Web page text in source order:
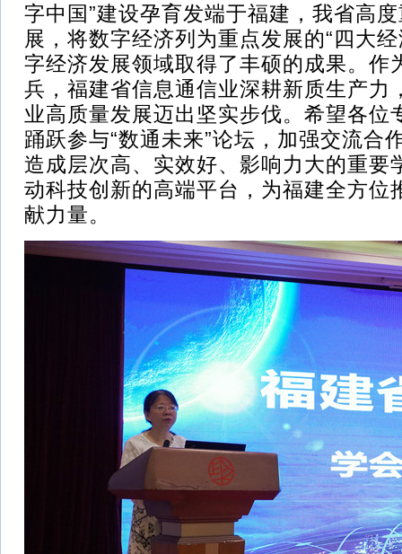
字中国”建设孕育发端于福建，我省高
展，将数字经济列为重点发展的“四大
字经济发展领域取得了丰硕的成果。作
兵，福建省信息通信业深耕新质生产力
业高质量发展迈出坚实步伐。希望各位
踊跃参与“数通未来”论坛，加强交流合
造成层次高、实效好、影响力大的重要
动科技创新的高端平台，为福建全方位
献力量。